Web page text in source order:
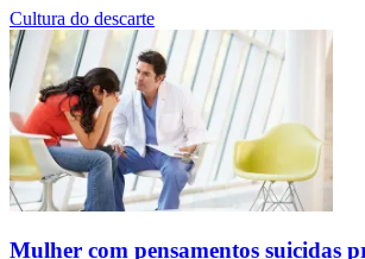
Cultura do descarte
Mulher com pensamentos suicidas